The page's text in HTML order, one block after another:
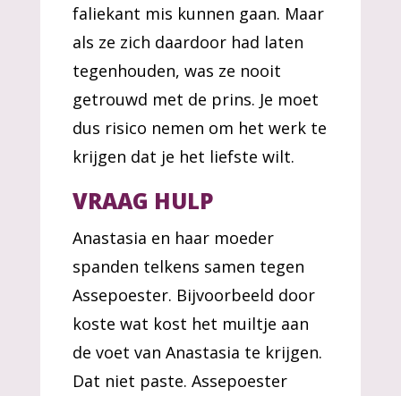
faliekant mis kunnen gaan. Maar
als ze zich daardoor had laten
tegenhouden, was ze nooit
getrouwd met de prins. Je moet
dus risico nemen om het werk te
krijgen dat je het liefste wilt.
VRAAG HULP
Anastasia en haar moeder
spanden telkens samen tegen
Assepoester. Bijvoorbeeld door
koste wat kost het muiltje aan
de voet van Anastasia te krijgen.
Dat niet paste. Assepoester